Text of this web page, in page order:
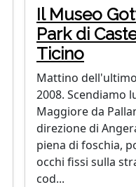
Il Museo
Park di
Ticino
Mattino
2008. Scendiamo
Maggiore da
direzione di
piena di foschia,
occhi fissi sulla
cod...